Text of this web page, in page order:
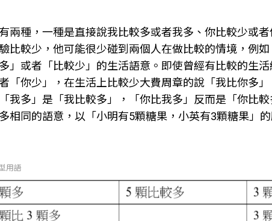
兩種，一種是直接說我比較多或者我多、你比較少或
比較少，他可能很少碰到兩個人在做比較的情境，例
」或者「比較少」的生活語意。即使曾經有比較的生
「你少」，在生活上比較少大費周章的說「我比你多
我多」是「我比較多」，「你比我多」反而是「你比
相同的語意，以「小明有5顆糖果，小英有3顆糖果」
用語